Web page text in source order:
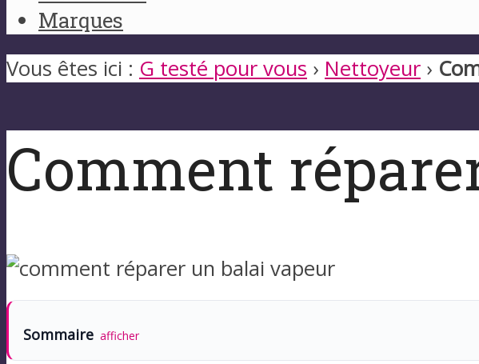
Marques
Vous êtes ici : G testé pour vous › Nettoyeur ›
Comment
Sommaire afficher